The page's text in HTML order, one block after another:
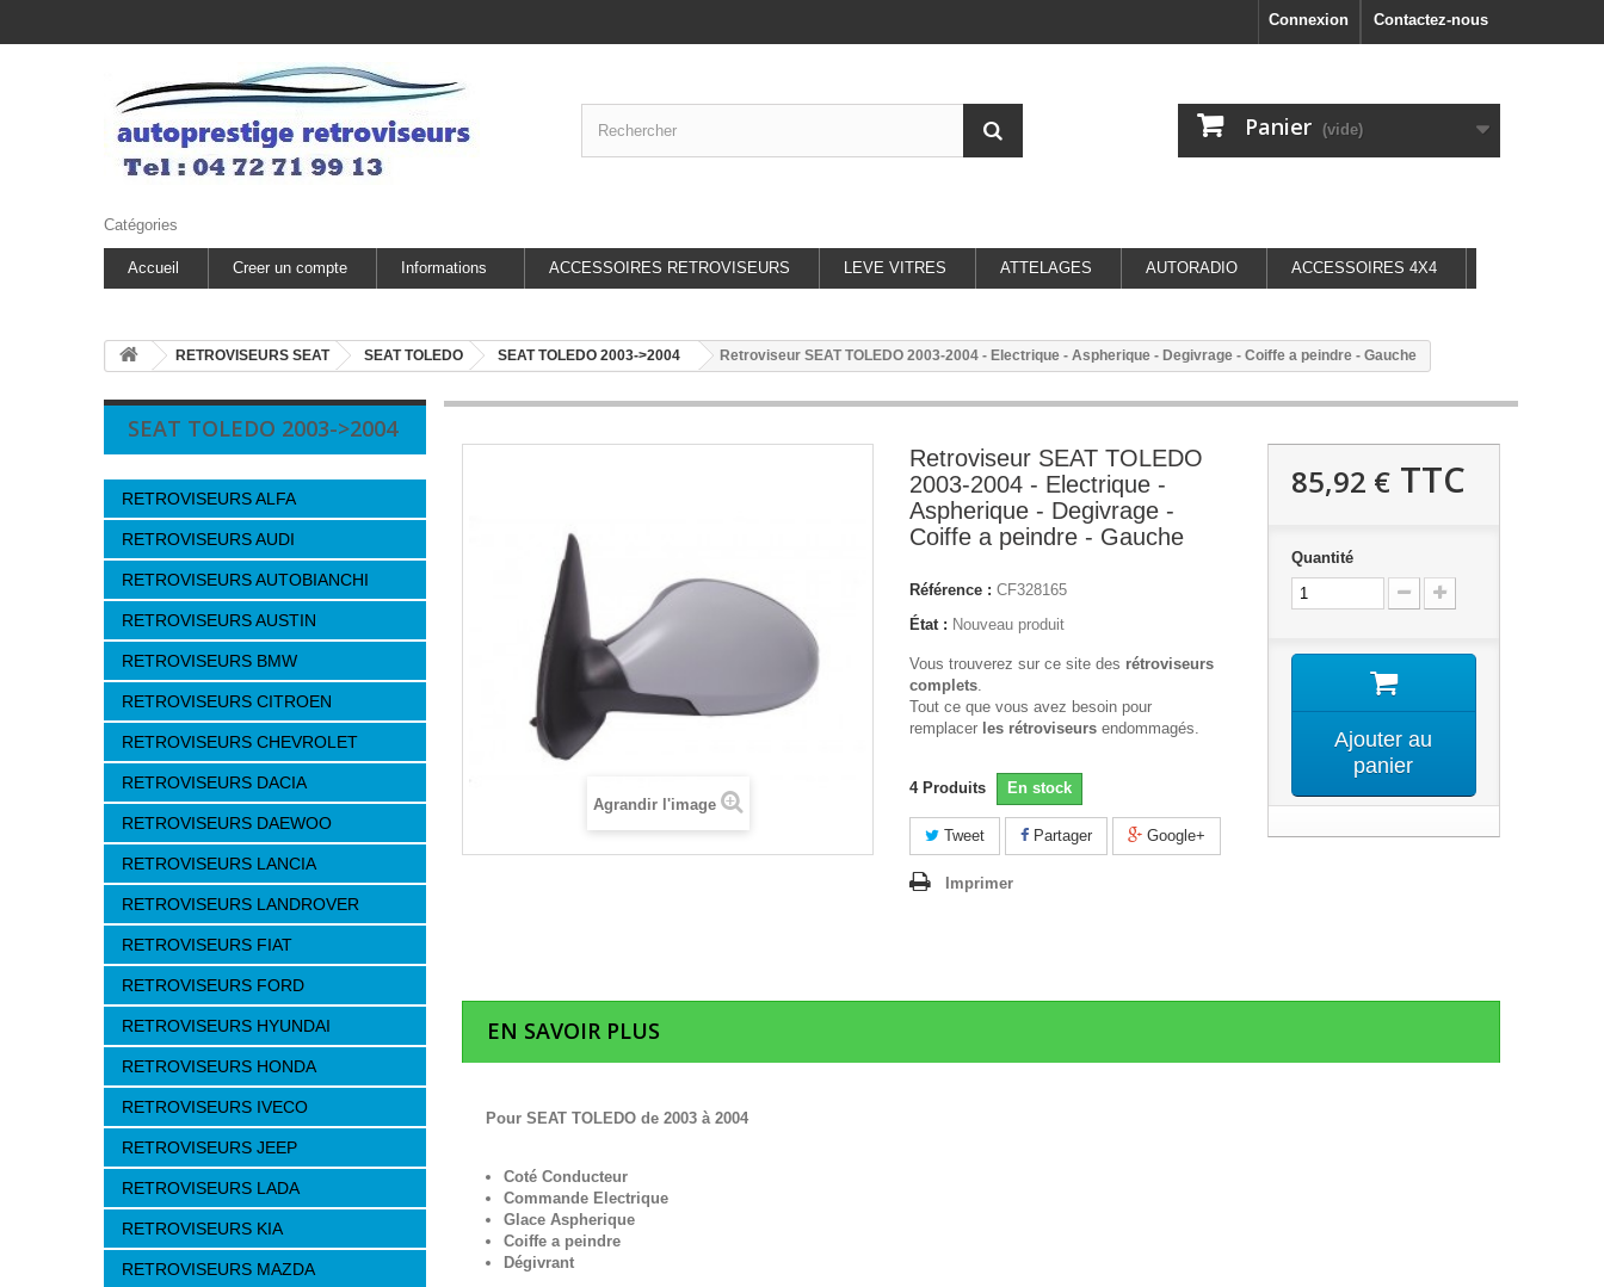
Contactez-nous
Connexion
Panier (vide)
Catégories
Accueil Creer un compte Informations ACCESSOIRES RETROVISEURS LEVE VITRES ATTELAGES AUTORADIO ACCESSOIRES 4X4
RETROVISEURS SEAT SEAT TOLEDO SEAT TOLEDO 2003->2004 Retroviseur SEAT TOLEDO 2003-2004 - Electrique - Aspherique - Degivrage - Coiffe a peindre - Gauche
SEAT TOLEDO 2003->2004
RETROVISEURS ALFA
RETROVISEURS AUDI
RETROVISEURS AUTOBIANCHI
RETROVISEURS AUSTIN
RETROVISEURS BMW
RETROVISEURS CITROEN
RETROVISEURS CHEVROLET
RETROVISEURS DACIA
RETROVISEURS DAEWOO
RETROVISEURS LANCIA
RETROVISEURS LANDROVER
RETROVISEURS FIAT
RETROVISEURS FORD
RETROVISEURS HYUNDAI
RETROVISEURS HONDA
RETROVISEURS IVECO
RETROVISEURS JEEP
RETROVISEURS LADA
RETROVISEURS KIA
RETROVISEURS MAZDA
Agrandir l'image
Retroviseur SEAT TOLEDO
2003-2004 - Electrique -
Aspherique - Degivrage -
Coiffe a peindre - Gauche
Référence : CF328165
État : Nouveau produit
Vous trouverez sur ce site des rétroviseurs
complets.
Tout ce que vous avez besoin pour
remplacer les rétroviseurs endommagés.
4 Produits En stock
Tweet Partager Google+
Imprimer
85,92 €TTC
Quantité
Ajouter au
panier
EN SAVOIR PLUS
Pour SEAT TOLEDO de 2003 à 2004
Coté Conducteur
Commande Electrique
Glace Aspherique
Coiffe a peindre
Dégivrant